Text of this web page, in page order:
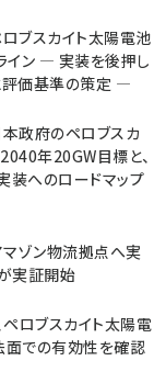
ブスカイト太陽電池
イン ― 実装を後押し
評価基準の策定 ―
本政府のペロブスカ
年20GW目標と、
装へのロードマップ
マゾン物流拠点へ実
実証開始
ペロブスカイト太陽電
面での有効性を確認